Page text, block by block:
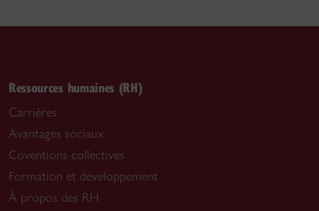
Ressources humaines (RH)
Carrières
Avantages sociaux
Coventions collectives
Formation et développement
À propos des RH